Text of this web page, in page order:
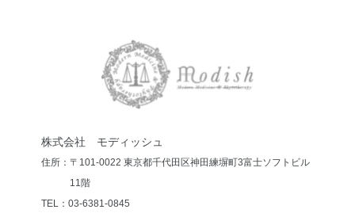
株式会社 モディッシュ
住所：〒101-0022 東京都千代田区神田練塀町3富士ソフトビル
11階
TEL：03-6381-0845